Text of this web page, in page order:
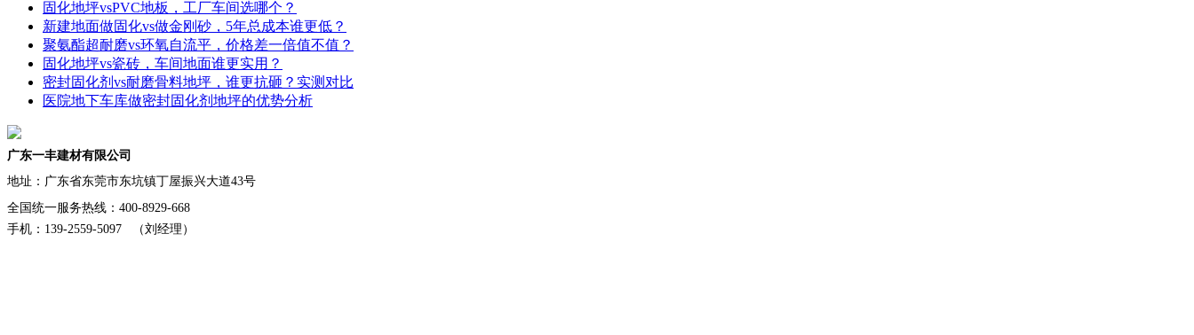
固化地坪vsPVC地板，工厂车间选哪个？
新建地面做固化vs做金刚砂，5年总成本谁更低？
聚氨酯超耐磨vs环氧自流平，价格差一倍值不值？
固化地坪vs瓷砖，车间地面谁更实用？
密封固化剂vs耐磨骨料地坪，谁更抗砸？实测对比
医院地下车库做密封固化剂地坪的优势分析
广东一丰建材有限公司
地址： 广东省东莞市东坑镇丁屋振兴大道43号
全国统一服务热线：400-8929-668
手机：139-2559-5097 （刘经理）